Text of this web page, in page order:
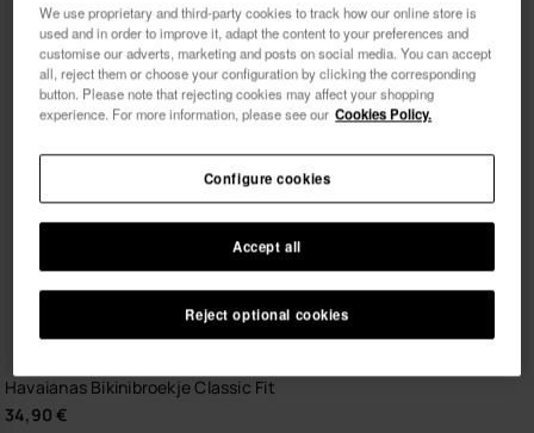
Havaianas Bikinibroekje Classic Fit
34,90 €
We use proprietary and third-party cookies to track how our online store is
used and in order to improve it, adapt the content to your preferences and
customise our adverts, marketing and posts on social media. You can accept
all, reject them or choose your configuration by clicking the corresponding
button. Please note that rejecting cookies may affect your shopping
experience. For more information, please see our Cookies Policy.
Reject optional cookies
Accept all
Configure cookies